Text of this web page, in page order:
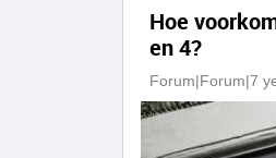
Hoe
en 4?
Forum|Forum|7